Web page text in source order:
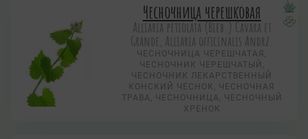
Чесночница черешковая
Alliaria petiolata (Bieb.) Cavara et
Grande, Alliaria officinalis Andrz.
ЧЕСНОЧНИЦА ЧЕРЕШЧАТАЯ,
ЧЕСНОЧНИК ЧЕРЕШЧАТЫЙ,
ЧЕСНОЧНИК ЛЕКАРСТВЕННЫЙ
КОНСКИЙ ЧЕСНОК, ЧЕСНОЧНАЯ
ТРАВА, ЧЕСНОЧНИЦА, ЧЕСНОЧНЫЙ
ХРЕНОК